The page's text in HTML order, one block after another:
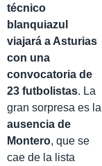
técnico
blanquiazul
viajará a Asturias
con una
convocatoria de
23 futbolistas. La
gran sorpresa es la
ausencia de
Montero, que se
cae de la lista